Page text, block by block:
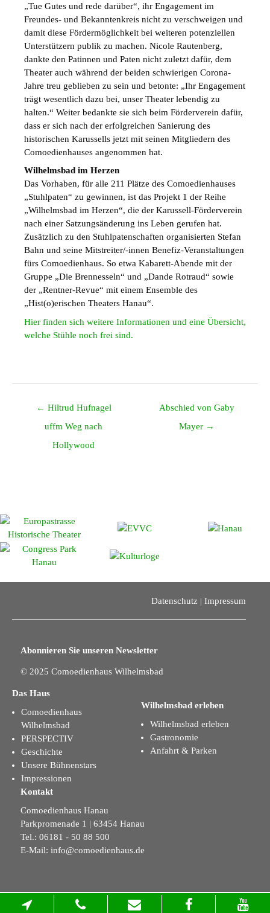
„Tue Gutes und rede darüber“, ihr Engagement im
Freundes- und Bekanntenkreis nicht zu verschweigen und
damit diese Fördermöglichkeit bei weiteren potenziellen
Unterstützern publik zu machen. Nicole Rautenberg,
dankte den Patinnen und Paten nicht zuletzt dafür, dem
Theater auch während der beiden schwierigen Corona-
Jahre treu geblieben zu sein und betonte: „Ihr Engagement
trägt wesentlich dazu bei, unser Theater lebendig zu
halten.“ Weiter bedankte sie sich beim Förderverein dafür,
dass er sich nach der erfolgreichen Sanierung des
historischen Karussells jetzt mit seinen Mitgliedern des
Comoedienhauses angenommen hat.
Wilhelmsbad im Herzen
Das Vorhaben, für alle 211 Plätze des Comoedienhauses
„Stuhlpaten“ zu gewinnen, ist das Projekt 1 der Reihe
„Wilhelmsbad im Herzen“, die der Karussell-Förderverein
nach einer Satzungsänderung ins Leben gerufen hat.
Zusätzlich zu den Stuhlpatenschaften organisierten Stefan
Bahn und seine Mitstreiter/-innen Benefiz-Veranstaltungen
fürs Comoedienhaus. So etwa Kabarett-Abende mit der
Gruppe „Die Brennesseln“ und „Dande Rotraud“ sowie
der „Rentner-Revue“ mit einem Ensemble des
„Hist(o)erischen Theaters Hanau“.
Hier finden sich weitere Informationen und eine Übersicht,
welche Stühle noch frei sind.
← Hiltrud Hufnagel
uffm Weg nach
Hollywood
Abschied von Gaby
Mayer →
Datenschutz | Impressum
Abonnieren Sie unseren Newsletter
© 2025 Comoedienhaus Wilhelmsbad
Das Haus
Comoedienhaus
Wilhelmsbad
PERSPECTIV
Geschichte
Unsere Bühnenstars
Impressionen
Wilhelmsbad erleben
Wilhelmsbad erleben
Gastronomie
Anfahrt & Parken
Kontakt
Comoedienhaus Hanau
Parkpromenade 1 | 63454 Hanau
Tel.: 06181 - 50 88 500
E-Mail: info@comoedienhaus.de